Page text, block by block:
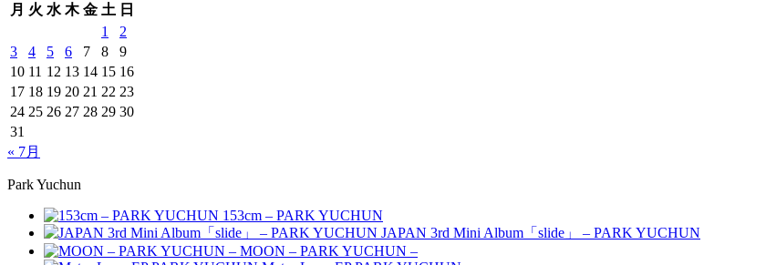
月 火 水 木 金 土 日
1
2
3
4 5 6 7 8
9
10 11 12 13 14 15 16
17 18 19 20 21 22 23
24 25 26 27 28 29 30
31
« 7月
Park Yuchun
153cm – PARK YUCHUN
JAPAN 3rd Mini Album「slide」 – PARK YUCHUN
MOON – PARK YUCHUN –